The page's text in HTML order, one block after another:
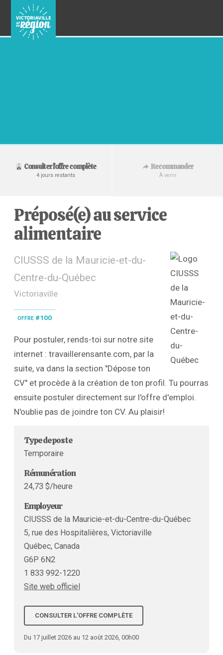
Consulter l'offre complète
4 jours restants
Recommander
À venir
Préposé(e) au service
alimentaire
CIUSSS de la Mauricie-et-du-
Centre-du-Québec
Victoriaville
offre #100
Pour postuler, rends-toi sur notre site
internet : travaillerensante.com, par la
suite, va dans la section "Dépose ton
CV" et procède à la création de ton profil. Tu pourras
ensuite postuler directement sur l'offre d'emploi.
N'oublie pas de joindre ton CV. Au plaisir!
Type de poste
Temporaire
Rémunération
24,73 $/heure
Employeur
CIUSSS de la Mauricie-et-du-Centre-du-Québec
5, rue des Hospitalières, Victoriaville
Québec, Canada
G6P 6N2
1 833 992-1220
Site web officiel
CONSULTER L'OFFRE COMPLÈTE
Du 17 juillet 2026 au 12 août 2026, 00h00